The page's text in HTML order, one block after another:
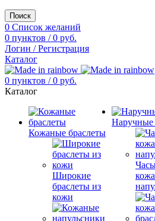
Поиск
0 Список желаний
0 пунктов / 0 руб.
Логин / Регистрация
Каталог
0 пунктов / 0 руб.
Каталог
Кожаные браслеты
Широкие
браслеты из
кожи
Наручные